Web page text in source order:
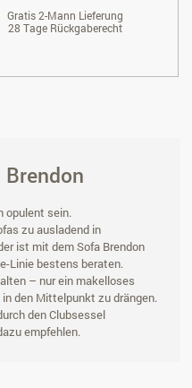
Gratis 2-Mann Lieferung
28 Tage Rückgaberecht
opulent sein.
zu ausladend in
ist mit dem Sofa Brendon
Linie bestens beraten.
– nur ein makelloses
den Mittelpunkt zu drängen.
den Clubsessel
empfehlen.